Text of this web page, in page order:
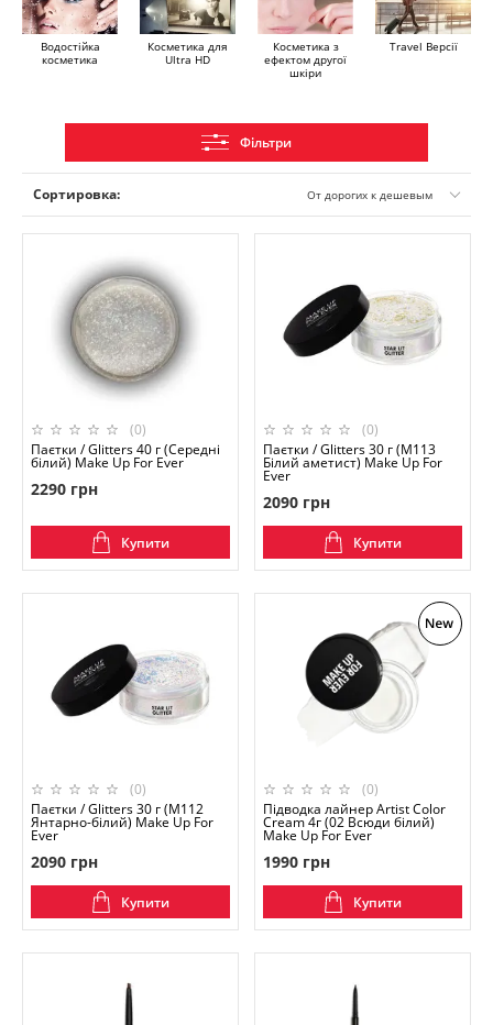
Водостійка
косметика
Косметика для
Ultra HD
Косметика з
ефектом другої
шкіри
Travel Версії
Фільтри
Сортировка: От дорогих к дешевым
(0)
Паєтки / Glitters 40 г (Середні
білий) Make Up For Ever
2290 грн
Купити
(0)
Паєтки / Glitters 30 г (M113
Білий аметист) Make Up For
Ever
2090 грн
Купити
(0)
Паєтки / Glitters 30 г (M112
Янтарно-білий) Make Up For
Ever
2090 грн
Купити
(0)
Підводка лайнер Artist Color
Cream 4г (02 Всюди білий)
Make Up For Ever
1990 грн
Купити